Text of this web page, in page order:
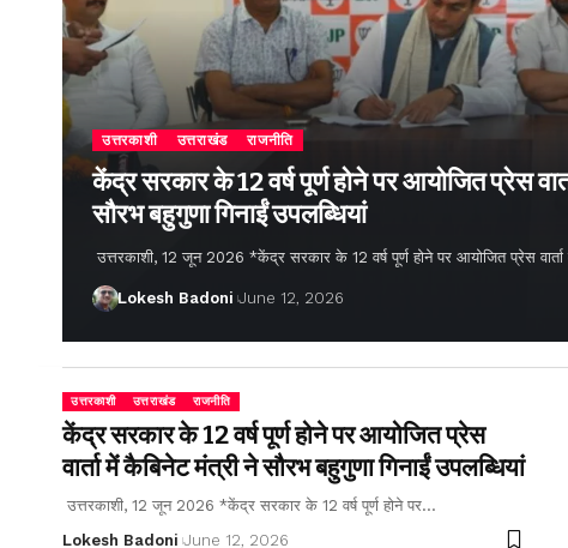
उत्तरकाशी उत्तराखंड राजनीति
केंद्र सरकार के 12 वर्ष पूर्ण होने पर आयोजित प्रेस
सौरभ बहुगुणा गिनाईं उपलब्धियां
उत्तरकाशी, 12 जून 2026 *केंद्र सरकार के 12 वर्ष पूर्ण होने पर आयोजित प्रेस
Lokesh Badoni June 12, 2026
उत्तरकाशी उत्तराखंड राजनीति
केंद्र सरकार के 12 वर्ष पूर्ण होने पर आयोजित प्रेस
वार्ता में कैबिनेट मंत्री ने सौरभ बहुगुणा गिनाईं उपलब्धियां
उत्तरकाशी, 12 जून 2026 *केंद्र सरकार के 12 वर्ष पूर्ण होने पर…
Lokesh Badoni June 12, 2026